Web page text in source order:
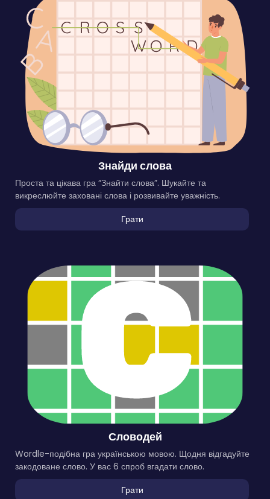
Знайди слова
Проста та цікава гра “Знайти слова”. Шукайте та
викреслюйте заховані слова і розвивайте уважність.
Грати
Словодей
Wordle-подібна гра українською мовою. Щодня відгадуйте
закодоване слово. У вас 6 спроб вгадати слово.
Грати